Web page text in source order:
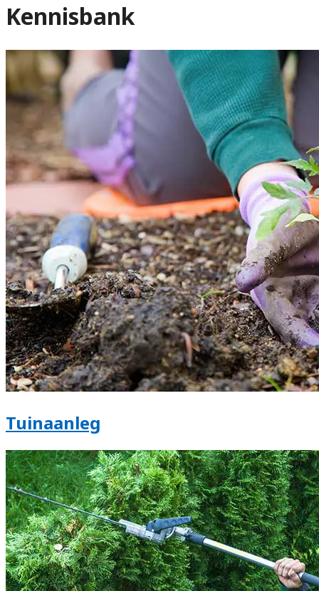
Kennisbank
Tuinaanleg